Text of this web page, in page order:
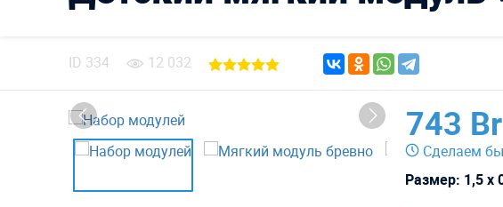
ID 334 12 032
743 Br
Сделаем
Размер: 1,5 х